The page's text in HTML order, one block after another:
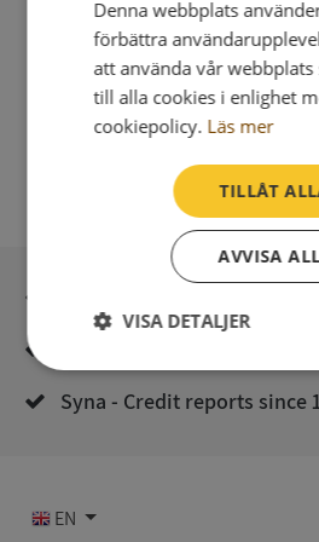
Syna - Credit reports since
EN
Denna webbplats
förbättra
att använda vår
till alla cookies i enlighet
cookiepolicy. Läs mer
TILLÅT
AVVISA
VISA DETALJER
Strikt
nödvändigt
Prestanda